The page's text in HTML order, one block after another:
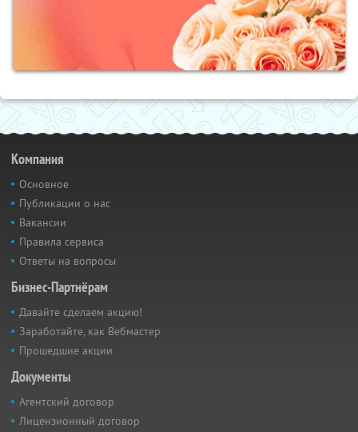
Компания
Основное
Публикации о нас
Вакансии
Правила сервиса
Ответы на вопросы
Бизнес-Партнёрам
Давайте сделаем акцию!
Заработайте, как Вебмастер
Прошедшие акции
Документы
Агентский договор
Лицензионный договор